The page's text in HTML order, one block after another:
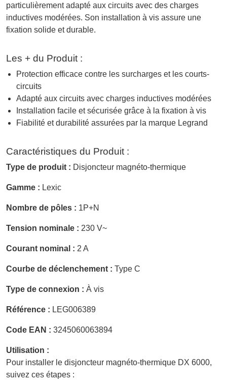
particulièrement adapté aux circuits avec des charges
inductives modérées. Son installation à vis assure une
fixation solide et durable.
Les + du Produit :
Protection efficace contre les surcharges et les courts-
circuits
Adapté aux circuits avec charges inductives modérées
Installation facile et sécurisée grâce à la fixation à vis
Fiabilité et durabilité assurées par la marque Legrand
Caractéristiques du Produit :
Type de produit : Disjoncteur magnéto-thermique
Gamme : Lexic
Nombre de pôles : 1P+N
Tension nominale : 230 V~
Courant nominal : 2 A
Courbe de déclenchement : Type C
Type de connexion : À vis
Référence : LEG006389
Code EAN : 3245060063894
Utilisation :
Pour installer le disjoncteur magnéto-thermique DX 6000,
suivez ces étapes :